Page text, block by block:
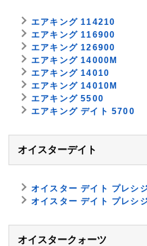
エアキング 114210
エアキング 116900
エアキング 126900
エアキング 14000M
エアキング 14010
エアキング 14010M
エアキング 5500
エアキング デイト 5700
オイスターデイト
オイスター デイト プレシ
オイスター デイト プレシ
オイスタークォーツ